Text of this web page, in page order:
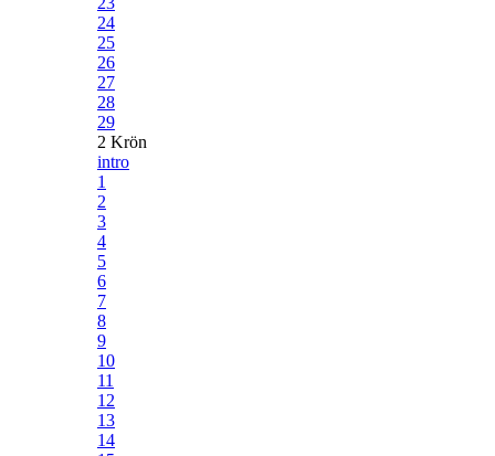
24
25
26
27
28
29
2 Krön
intro
1
2
3
4
5
6
7
8
9
10
11
12
13
14